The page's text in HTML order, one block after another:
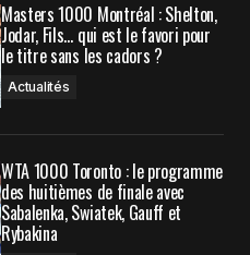
Masters 1000 Montréal : Shelton,
Jodar, Fils… qui est le favori pour
le titre sans les cadors ?
Actualités
WTA 1000 Toronto : le programme
des huitièmes de finale avec
Sabalenka, Swiatek, Gauff et
Rybakina